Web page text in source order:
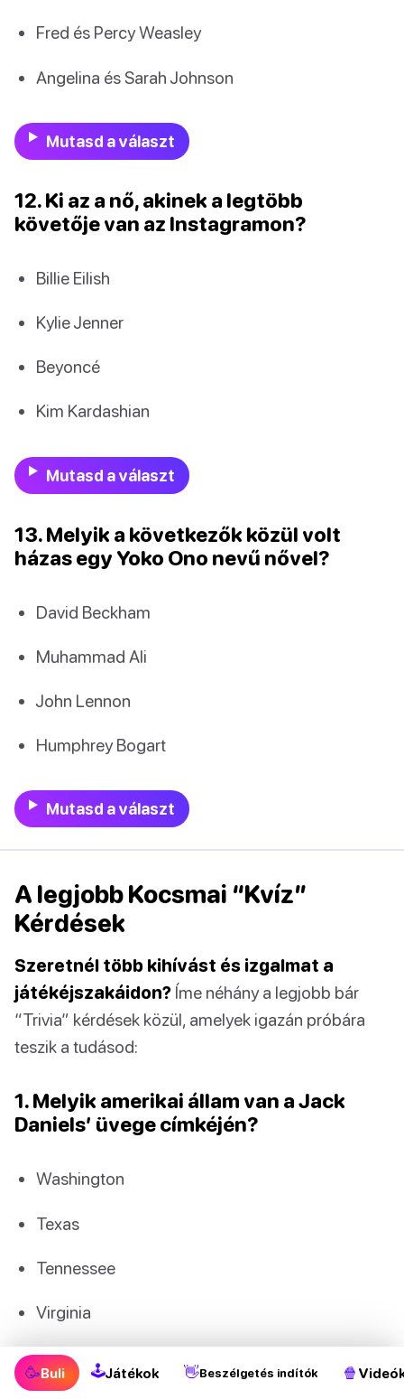
Fred és Percy Weasley
Angelina és Sarah Johnson
Mutasd a választ
12. Ki az a nő, akinek a legtöbb
követője van az Instagramon?
Billie Eilish
Kylie Jenner
Beyoncé
Kim Kardashian
Mutasd a választ
13. Melyik a következők közül volt
házas egy Yoko Ono nevű nővel?
David Beckham
Muhammad Ali
John Lennon
Humphrey Bogart
Mutasd a választ
A legjobb Kocsmai “Kvíz”
Kérdések
Szeretnél több kihívást és izgalmat a
játékéjszakáidon? Íme néhány a legjobb bár
“Trivia” kérdések közül, amelyek igazán próbára
teszik a tudásod:
1. Melyik amerikai állam van a Jack
Daniels’ üvege címkéjén?
Washington
Texas
Tennessee
Virginia
Mutasd a választ
🥳Buli 🕹Játékok 👋Beszélgetés indítók 🍿